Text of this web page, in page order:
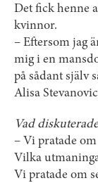
Det fick henne
kvinnor.
– Eftersom jag
mig i en
på sådant själv
Alisa
Vad
– Vi pratade
Vilka
Vi pratade om